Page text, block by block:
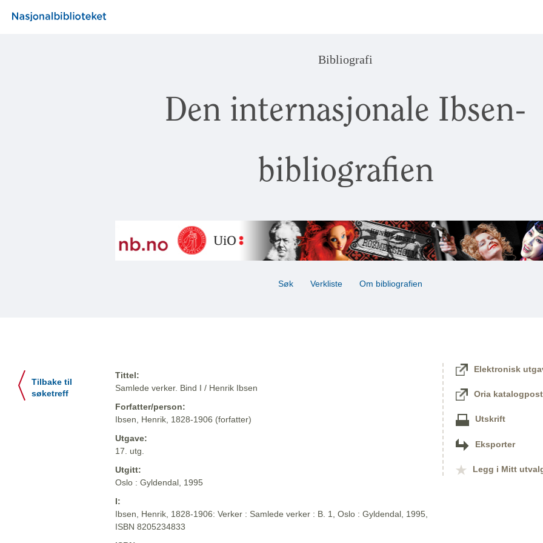
Bibliografi
Den internasjonale Ibsen-
bibliografien
Søk Verkliste Om bibliografien
Tilbake til
søketreff
Tittel:
Samlede verker. Bind I / Henrik Ibsen
Forfatter/person:
Ibsen, Henrik, 1828-1906 (forfatter)
Utgave:
17. utg.
Utgitt:
Oslo : Gyldendal, 1995
I:
Ibsen, Henrik, 1828-1906: Verker : Samlede verker : B. 1, Oslo : Gyldendal, 1995,
ISBN 8205234833
Elektronisk
Oria katalogpost
Utskrift
Eksporter
Legg i Mitt